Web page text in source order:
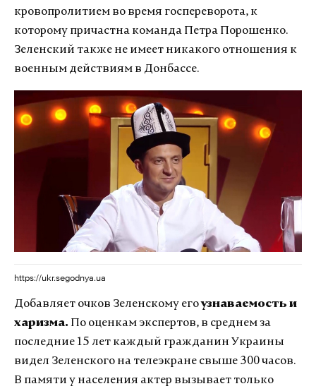
кровопролитием во время госпереворота, к
которому причастна команда Петра Порошенко.
Зеленский также не имеет никакого отношения к
военным действиям в Донбассе.
https://ukr.segodnya.ua
Добавляет очков Зеленскому егоузнаваемость и
харизма. По оценкам экспертов, в среднем за
последние 15 лет каждый гражданин Украины
видел Зеленского на телеэкране свыше 300 часов.
В памяти у населения актер вызывает только